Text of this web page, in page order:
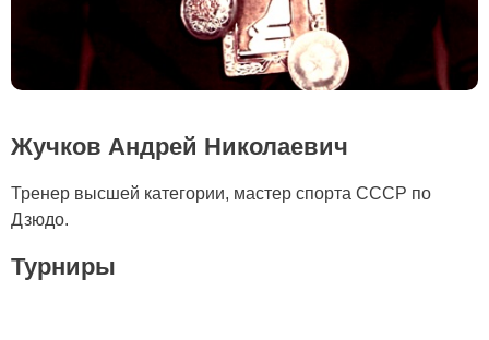
Жучков Андрей Николаевич
Тренер высшей категории, мастер спорта СССР по
Дзюдо.
Турниры